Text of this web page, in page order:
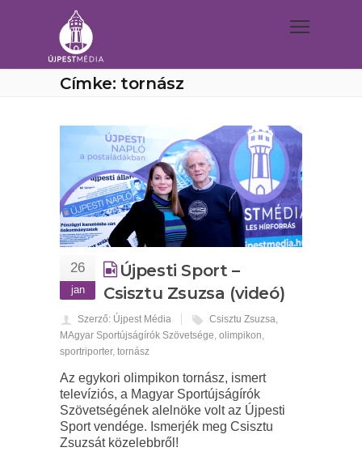
Címke: tornász
26
jan
Újpesti Sport –
Csisztu Zsuzsa (videó)
Szerző: Újpest Média Csisztu Zsuzsa,
MAgyar Sportújságírók Szövetsége, olimpikon,
sportriporter, tornász
Az egykori olimpikon tornász, ismert
televíziós, a Magyar Sportújságírók
Szövetségének alelnöke volt az Újpesti
Sport vendége. Ismerjék meg Csisztu
Zsuzsát közelebbről!